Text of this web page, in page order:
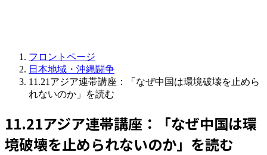
フロントページ
日本地域・沖縄闘争
11.21アジア連帯講座：「なぜ中国は環境破壊を止めら
れないのか」を読む
11.21アジア連帯講座：「なぜ中国は環
境破壊を止められないのか」を読む